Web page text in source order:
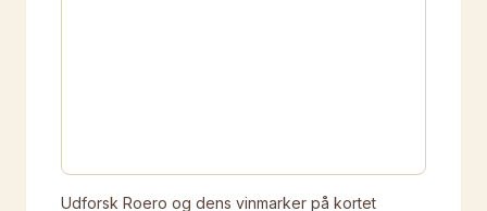
Udforsk Roero og dens vinmarker på kortet